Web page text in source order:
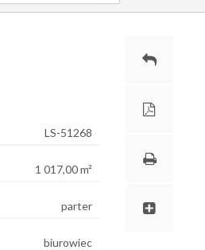
LS-51268
1 017,00 m²
parter
biurowiec